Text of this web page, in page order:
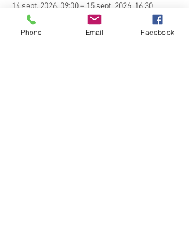
14 sept. 2026, 09:00 – 15 sept. 2026, 16:30
Montenoy, 54760 Montenoy, France
Phone Email Facebook